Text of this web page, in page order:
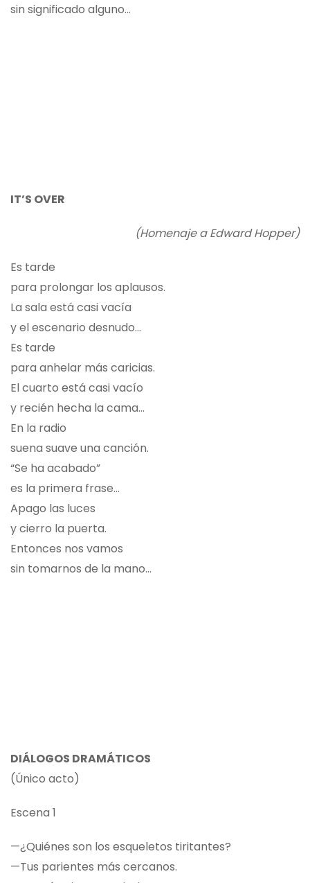
sin significado alguno…
IT’S OVER
(Homenaje a Edward Hopper)
Es tarde
para prolongar los aplausos.
La sala está casi vacía
y el escenario desnudo...
Es tarde
para anhelar más caricias.
El cuarto está casi vacío
y recién hecha la cama...
En la radio
suena suave una canción.
“Se ha acabado”
es la primera frase...
Apago las luces
y cierro la puerta.
Entonces nos vamos
sin tomarnos de la mano...
DIÁLOGOS DRAMÁTICOS
(Único acto)
Escena 1
—¿Quiénes son los esqueletos tiritantes?
—Tus parientes más cercanos.